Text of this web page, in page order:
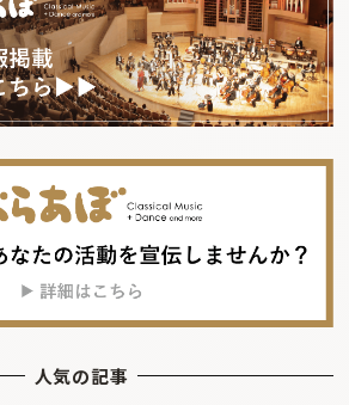
人気の記事